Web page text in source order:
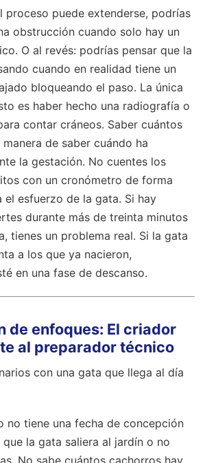
proceso puede extenderse, podrías
obstrucción cuando solo hay un
O al revés: podrías pensar que la
cuando en realidad tiene un
bloqueando el paso. La única
es haber hecho una radiografía o
contar cráneos. Saber cuántos
de saber cuándo ha
la gestación. No cuentes los
con un cronómetro de forma
el esfuerzo de la gata. Si hay
durante más de treinta minutos
tienes un problema real. Si la gata
a los que ya nacieron,
en una fase de descanso.
de enfoques: El criador
al preparador técnico
con una gata que llega al día
no tiene una fecha de concepción
la gata saliera al jardín o no
No sabe cuántos cachorros hay.